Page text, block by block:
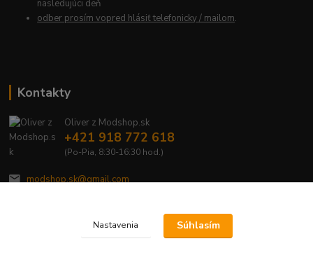
nasledujúci deň
odber prosím vopred hlásiť telefonicky / mailom.
Kontakty
Oliver z Modshop.sk
+421 918 772 618
(Po-Pia, 8:30-16:30 hod.)
modshop.sk@gmail.com
Nastavenia Súhlasím